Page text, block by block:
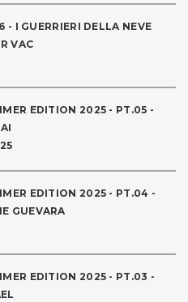
- I GUERRIERI DELLA NEVE
VAC
EDITION 2025 - PT.05 -
EDITION 2025 - PT.04 -
GUEVARA
EDITION 2025 - PT.03 -